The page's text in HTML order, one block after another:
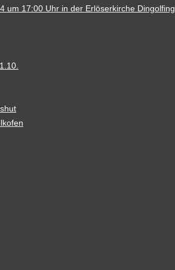
um 17:00 Uhr in der Erlöserkirche Dingolfing